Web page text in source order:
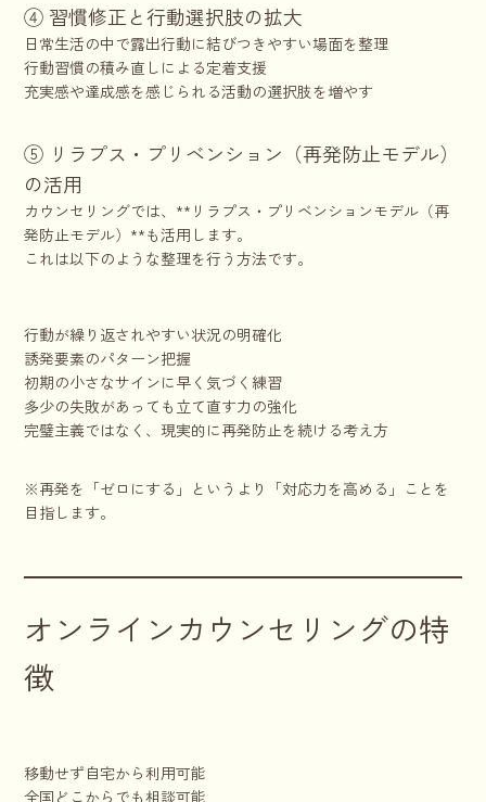
④ 習慣修正と行動選択肢の拡大
日常生活の中で露出行動に結びつきやすい場面を整理
行動習慣の積み直しによる定着支援
充実感や達成感を感じられる活動の選択肢を増やす
⑤ リラプス・プリベンション（再発防止モデル）
の活用
カウンセリングでは、**リラプス・プリベンションモデル（再
発防止モデル）**も活用します。
これは以下のような整理を行う方法です。
行動が繰り返されやすい状況の明確化
誘発要素のパターン把握
初期の小さなサインに早く気づく練習
多少の失敗があっても立て直す力の強化
完璧主義ではなく、現実的に再発防止を続ける考え方
※再発を「ゼロにする」というより「対応力を高める」ことを
目指します。
オンラインカウンセリングの特
徴
移動せず自宅から利用可能
全国どこからでも相談可能